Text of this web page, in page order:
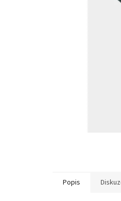
Popis